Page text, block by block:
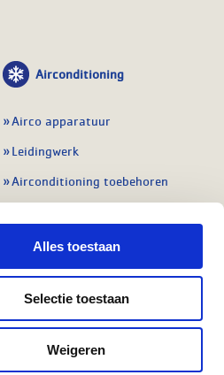
Alles toestaan
Selectie toestaan
Weigeren
Airconditioning
Airco apparatuur
Leidingwerk
Airconditioning toebehoren
Regelapparatuur
Alle koeling